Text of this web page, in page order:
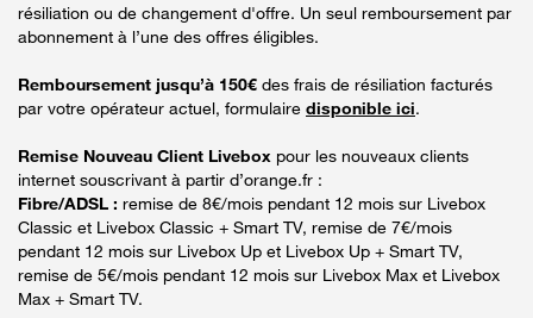
résiliation ou de changement d'offre. Un seul remboursement par
abonnement à l’une des offres éligibles.
Remboursement jusqu’à 150€ des frais de résiliation facturés
par votre opérateur actuel, formulaire disponible ici.
Remise Nouveau Client Livebox pour les nouveaux clients
internet souscrivant à partir d’orange.fr :
Fibre/ADSL : remise de 8€/mois pendant 12 mois sur Livebox
Classic et Livebox Classic + Smart TV, remise de 7€/mois
pendant 12 mois sur Livebox Up et Livebox Up + Smart TV,
remise de 5€/mois pendant 12 mois sur Livebox Max et Livebox
Max + Smart TV.